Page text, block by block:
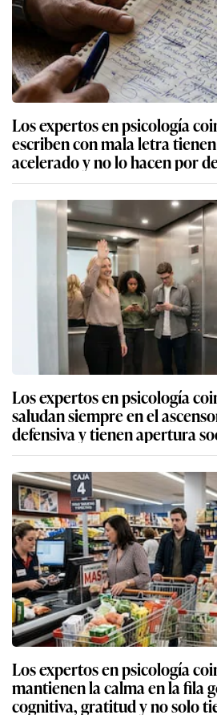
Los expertos en psicología
escriben con mala letra
acelerado y no lo hacen por
Los expertos en psicología
saludan siempre en el
defensiva y tienen apertura
Los expertos en psicología
mantienen la calma en la fila
cognitiva, gratitud y no solo